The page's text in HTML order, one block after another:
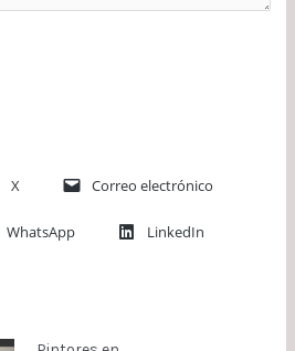
X Correo electrónico
WhatsApp LinkedIn